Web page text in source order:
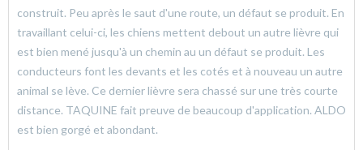
construit. Peu après le saut d'une route, un défaut se produit. En
travaillant celui-ci, les chiens mettent debout un autre lièvre qui
est bien mené jusqu'à un chemin au un défaut se produit. Les
conducteurs font les devants et les cotés et à nouveau un autre
animal se lève. Ce dernier lièvre sera chassé sur une très courte
distance. TAQUINE fait preuve de beaucoup d'application. ALDO
est bien gorgé et abondant.